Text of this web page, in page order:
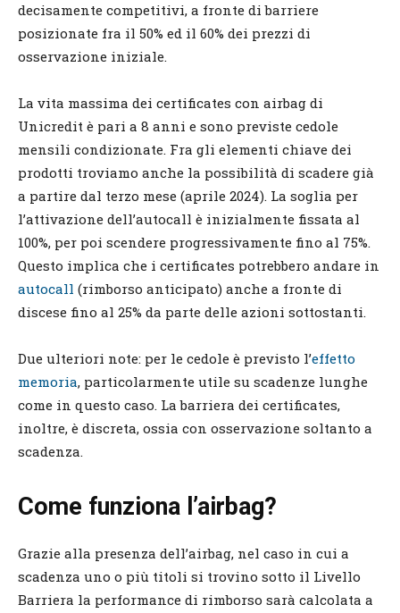
decisamente competitivi, a fronte di barriere
posizionate fra il 50% ed il 60% dei prezzi di
osservazione iniziale.
La vita massima dei certificates con airbag di
Unicredit è pari a 8 anni e sono previste cedole
mensili condizionate. Fra gli elementi chiave dei
prodotti troviamo anche la possibilità di scadere già
a partire dal terzo mese (aprile 2024). La soglia per
l’attivazione dell’autocall è inizialmente fissata al
100%, per poi scendere progressivamente fino al 75%.
Questo implica che i certificates potrebbero andare in
autocall (rimborso anticipato) anche a fronte di
discese fino al 25% da parte delle azioni sottostanti.
Due ulteriori note: per le cedole è previsto l’effetto
memoria, particolarmente utile su scadenze lunghe
come in questo caso. La barriera dei certificates,
inoltre, è discreta, ossia con osservazione soltanto a
scadenza.
Come funziona l’airbag?
Grazie alla presenza dell’airbag, nel caso in cui a
scadenza uno o più titoli si trovino sotto il Livello
Barriera la performance di rimborso sarà calcolata a